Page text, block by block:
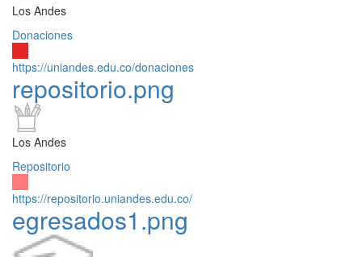
Los Andes
Donaciones
https://uniandes.edu.co/donaciones
repositorio.png
Los Andes
Repositorio
https://repositorio.uniandes.edu.co/
egresados1.png